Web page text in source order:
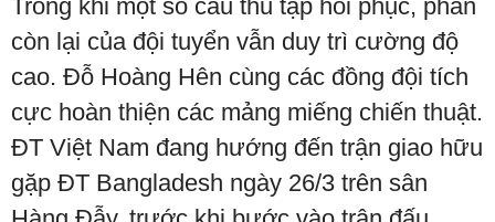
Trong khi một số cầu thủ tập hồi phục, phần
còn lại của đội tuyển vẫn duy trì cường độ
cao. Đỗ Hoàng Hên cùng các đồng đội tích
cực hoàn thiện các mảng miếng chiến thuật.
ĐT Việt Nam đang hướng đến trận giao hữu
gặp ĐT Bangladesh ngày 26/3 trên sân